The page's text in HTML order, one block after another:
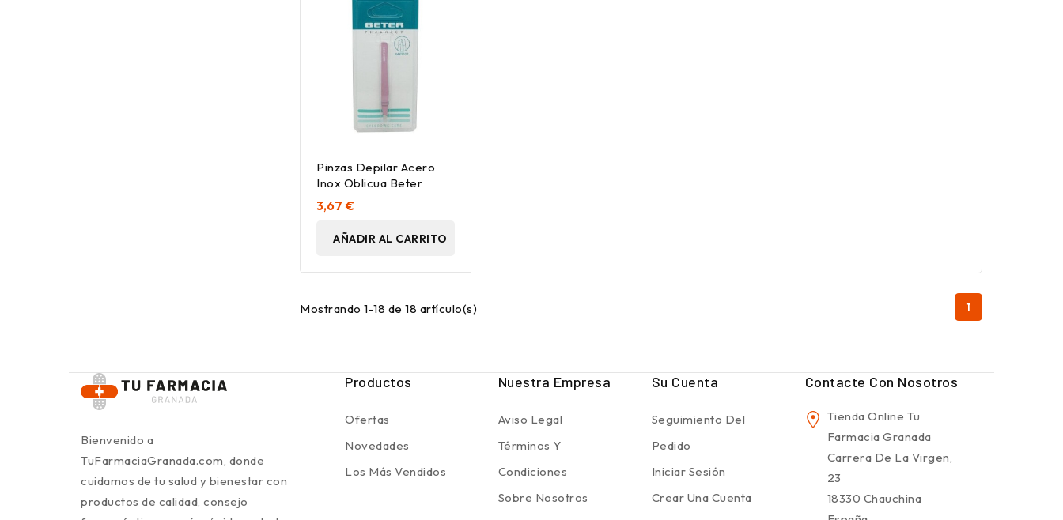
Pinzas Depilar Acero
Inox Oblicua Beter
3,67 €
AÑADIR AL CARRITO
Mostrando 1-18 de 18 artículo(s) 1
Bienvenido a
TuFarmaciaGranada.com, donde
cuidamos de tu salud y bienestar con
productos de calidad, consejo
Productos
Ofertas
Novedades
Los Más Vendidos
Nuestra Empresa
Aviso Legal
Términos Y
Condiciones
Sobre Nosotros
Su Cuenta
Seguimiento Del
Pedido
Iniciar Sesión
Crear Una Cuenta
Contacte Con Nosotros
Tienda Online Tu
Farmacia Granada
Carrera De La Virgen,
23
18330 Chauchina